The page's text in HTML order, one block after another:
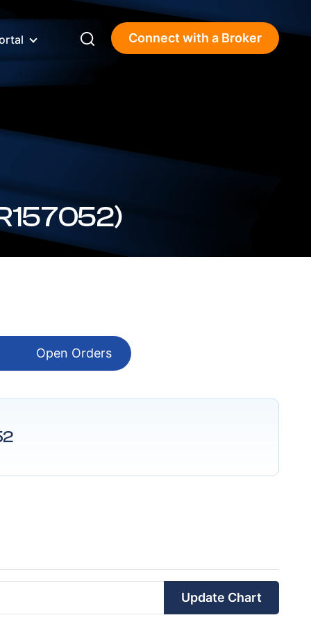
Connect with a Broker
(BSBGR157052)
Open Orders
Update Chart